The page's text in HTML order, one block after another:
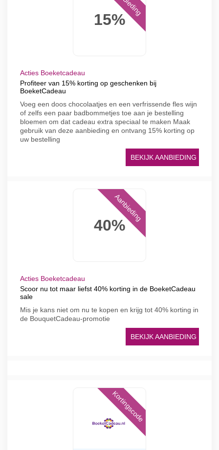
15%
Acties Boeketcadeau
Profiteer van 15% korting op geschenken bij
BoeketCadeau
Voeg een doos chocolaatjes en een verfrissende fles wijn
of zelfs een paar badbommetjes toe aan je bestelling
bloemen om dat cadeau extra speciaal te maken Maak
gebruik van deze aanbieding en ontvang 15% korting op
uw bestelling
BEKIJK AANBIEDING
40%
Aanbieding
Acties Boeketcadeau
Scoor nu tot maar liefst 40% korting in de BoeketCadeau
sale
Mis je kans niet om nu te kopen en krijg tot 40% korting in
de BouquetCadeau-promotie
BEKIJK AANBIEDING
Kortingscode